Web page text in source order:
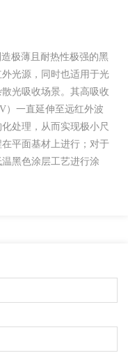
极薄且耐热性极强的黑
光源，同时也适用于光
光吸收场景。其高吸收
）一直延伸至远红外波
处理，从而实现极小尺
平面基材上进行；对于
黑色涂层工艺进行涂